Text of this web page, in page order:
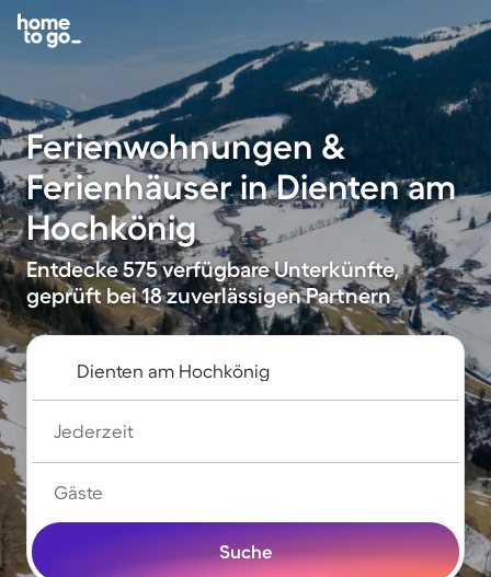
Ferienwohnungen &
Ferienhäuser in Dienten am
Hochkönig
Entdecke 575 verfügbare Unterkünfte,
geprüft bei 18 zuverlässigen Partnern
Jederzeit
Gäste
Suche